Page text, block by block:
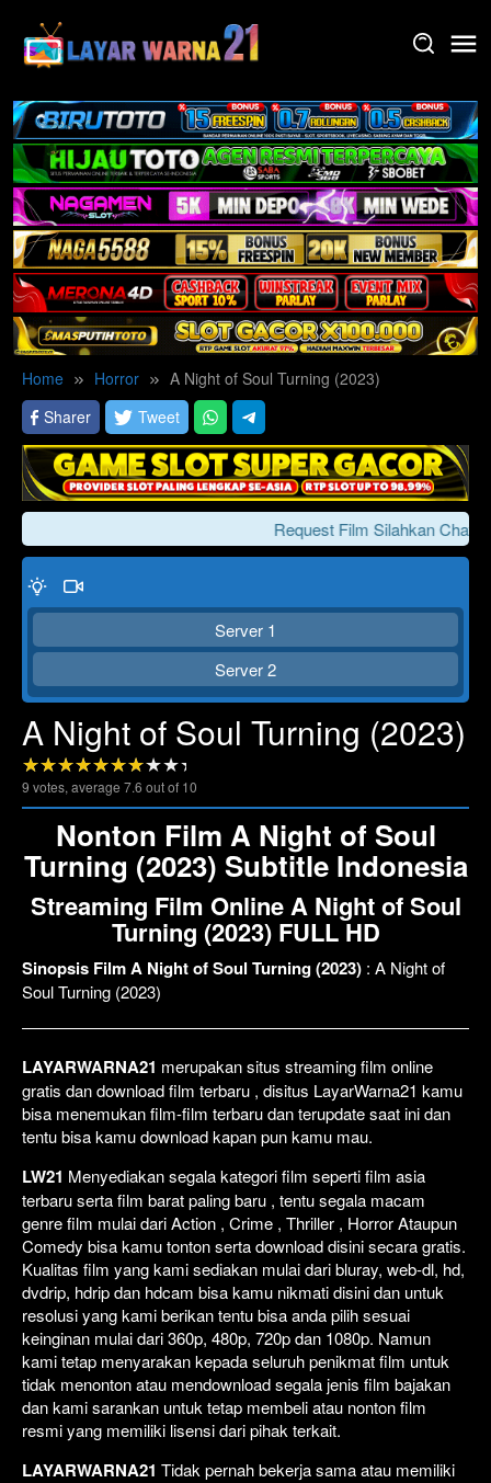
content
Home Horror
A Night of Soul Turning (2023)
Sharer
Tweet
Request Film Silahkan Chat
Server 1
Server 2
A Night of Soul Turning (2023)
9 votes, average 7.6 out of 10
Nonton Film A Night of Soul
Turning (2023) Subtitle Indonesia
Streaming Film Online A Night of Soul
Turning (2023) FULL HD
Sinopsis Film A Night of Soul Turning (2023) : A Night of
Soul Turning (2023)
LAYARWARNA21 merupakan situs streaming film online
gratis dan download film terbaru , disitus LayarWarna21 kamu
bisa menemukan film-film terbaru dan terupdate saat ini dan
tentu bisa kamu download kapan pun kamu mau.
LW21 Menyediakan segala kategori film seperti film asia
terbaru serta film barat paling baru , tentu segala macam
genre film mulai dari Action , Crime , Thriller , Horror Ataupun
Comedy bisa kamu tonton serta download disini secara gratis.
Kualitas film yang kami sediakan mulai dari bluray, web-dl, hd,
dvdrip, hdrip dan hdcam bisa kamu nikmati disini dan untuk
resolusi yang kami berikan tentu bisa anda pilih sesuai
keinginan mulai dari 360p, 480p, 720p dan 1080p. Namun
kami tetap menyarakan kepada seluruh penikmat film untuk
tidak menonton atau mendownload segala jenis film bajakan
dan kami sarankan untuk tetap membeli atau nonton film
resmi yang memiliki lisensi dari pihak terkait.
LAYARWARNA21 Tidak pernah bekerja sama atau memiliki